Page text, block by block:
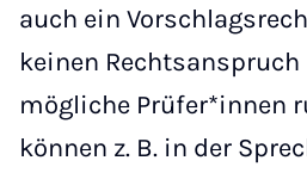
auch ein
keinen
mögliche Prüfer*innen
können z. B. in der